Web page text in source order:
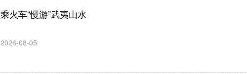
乘火车“慢游”武夷山水
2026-08-05